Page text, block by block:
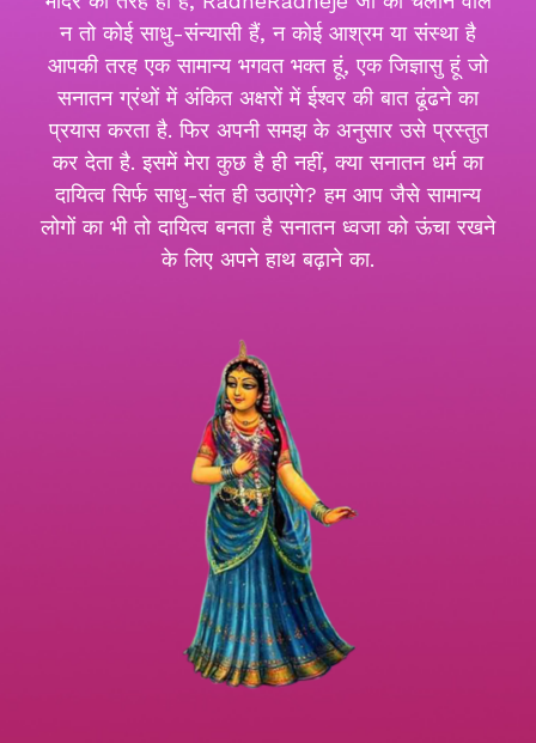
न तो कोई साधु-संन्यासी हैं, न कोई आश्रम या संस्था है
आपकी तरह एक सामान्य भगवत भक्त हूं, एक जिज्ञासु हूं जो
सनातन ग्रंथों में अंकित अक्षरों में ईश्वर की बात ढूंढने का
प्रयास करता है. फिर अपनी समझ के अनुसार उसे प्रस्तुत
कर देता है. इसमें मेरा कुछ है ही नहीं, क्या सनातन धर्म का
दायित्व सिर्फ साधु-संत ही उठाएंगे? हम आप जैसे सामान्य
लोगों का भी तो दायित्व बनता है सनातन ध्वजा को ऊंचा रखने
के लिए अपने हाथ बढ़ाने का.